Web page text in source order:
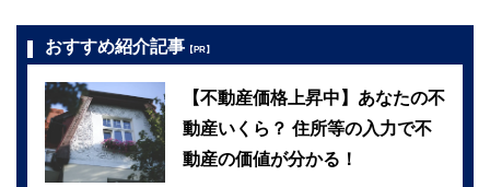
おすすめ紹介記事 【PR】
【不動産価格上昇中】あなたの不
動産いくら？ 住所等の入力で不
動産の価値が分かる！